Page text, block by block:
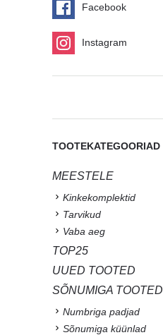
Facebook
Instagram
TOOTEKATEGOORIAD
MEESTELE
Kinkekomplektid
Tarvikud
Vaba aeg
TOP25
UUED TOOTED
SÕNUMIGA TOOTED
Numbriga padjad
Sõnumiga küünlad